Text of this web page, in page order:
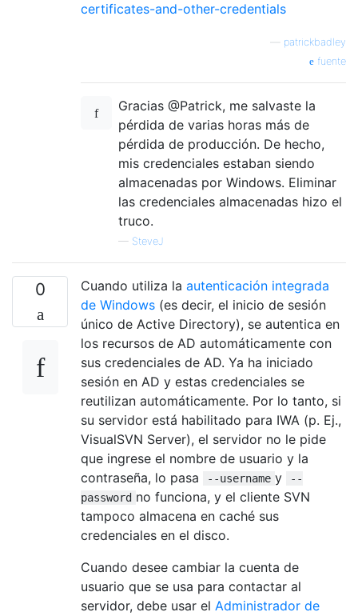
certificates-and-other-credentials
patrickbadley
fuente
Gracias @Patrick, me salvaste la
pérdida de varias horas más de
pérdida de producción. De hecho,
mis credenciales estaban siendo
almacenadas por Windows. Eliminar
las credenciales almacenadas hizo el
truco.
— SteveJ
0 Cuando utiliza la autenticación integrada
de Windows (es decir, el inicio de sesión
único de Active Directory), se autentica en
los recursos de AD automáticamente con
sus credenciales de AD. Ya ha iniciado
sesión en AD y estas credenciales se
reutilizan automáticamente. Por lo tanto, si
su servidor está habilitado para IWA (p. Ej.,
VisualSVN Server), el servidor no le pide
que ingrese el nombre de usuario y la
contraseña, lo pasa
--username y
--
password no funciona, y el cliente SVN
tampoco almacena en caché sus
credenciales en el disco.
Cuando desee cambiar la cuenta de
usuario que se usa para contactar al
servidor, debe usar el Administrador de